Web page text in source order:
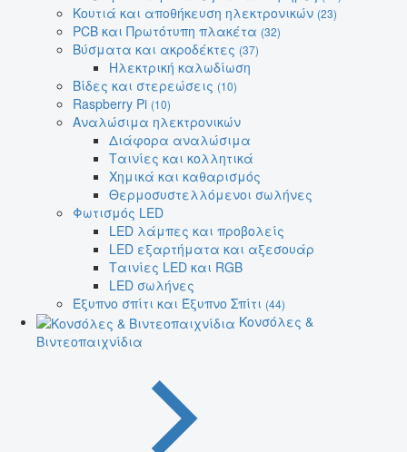
Κουτιά και αποθήκευση ηλεκτρονικών (23)
PCB και Πρωτότυπη πλακέτα (32)
Βύσματα και ακροδέκτες (37)
Ηλεκτρική καλωδίωση
Βίδες και στερεώσεις (10)
Raspberry Pi (10)
Αναλώσιμα ηλεκτρονικών
Διάφορα αναλώσιμα
Ταινίες και κολλητικά
Χημικά και καθαρισμός
Θερμοσυστελλόμενοι σωλήνες
Φωτισμός LED
LED λάμπες και προβολείς
LED εξαρτήματα και αξεσουάρ
Ταινίες LED και RGB
LED σωλήνες
Έξυπνο σπίτι και Έξυπνο Σπίτι (44)
Κονσόλες &
Βιντεοπαιχνίδια